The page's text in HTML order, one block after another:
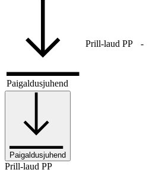
Paigaldusjuhend
Prill-laud PP -
Paigaldusjuhend
Prill-laud PP